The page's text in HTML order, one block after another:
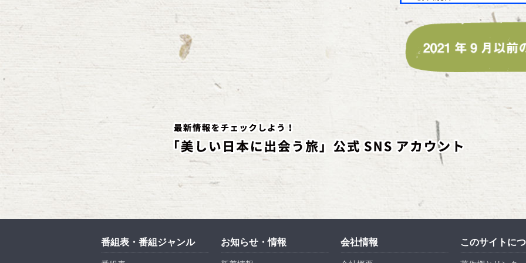
番組表・番組ジャンル お知らせ・情報 会社情報 このサイトに